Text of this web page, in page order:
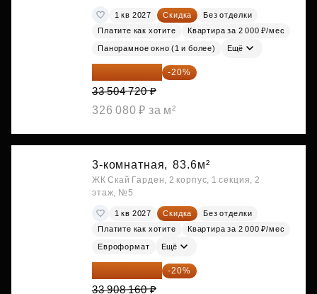
1 кв 2027 Скидка
Без отделки
Платите как хотите
Квартира за 2 000 ₽/мес
Панорамное окно (1 и более) Ещё
26 803 776 ₽ -20%
33 504 720 ₽
326 080 ₽ за м²
3-комнатная, 83.6м²
ЖК Скай Гарден, 2 корпус, 1 секция, 2
этаж, №5
1 кв 2027 Скидка
Без отделки
Платите как хотите
Квартира за 2 000 ₽/мес
Евроформат Ещё
27 126 528 ₽ -20%
33 908 160 ₽